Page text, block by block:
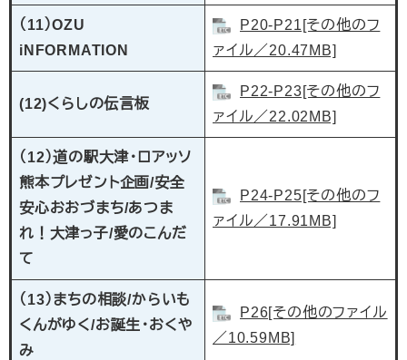
（11）OZU
iNFORMATION
P20-P21[その他のフ
ァイル／20.47MB]
(12)くらしの伝言板
P22-P23[その他のフ
ァイル／22.02MB]
（12）道の駅大津・ロアッソ
熊本プレゼント企画/安全
安心おおづまち/あつま
れ！大津っ子/愛のこんだ
て
P24-P25[その他のフ
ァイル／17.91MB]
（13）まちの相談/からいも
くんがゆく/お誕生・おくや
み
P26[その他のファイル
／10.59MB]